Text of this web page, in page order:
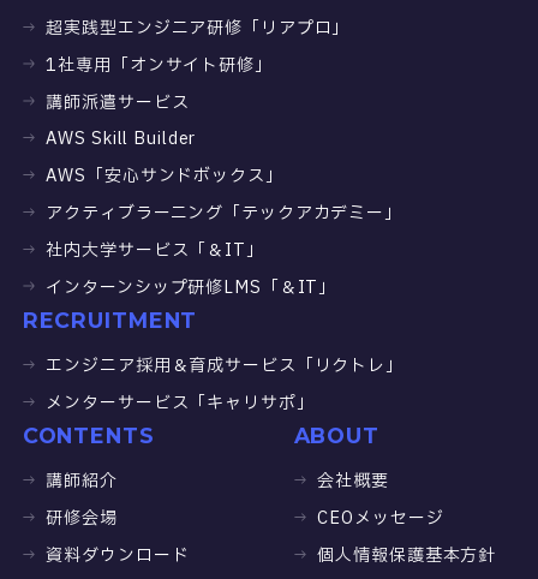
超実践型エンジニア研修「リアプロ」
1社専用「オンサイト研修」
講師派遣サービス
AWS Skill Builder
AWS「安心サンドボックス」
アクティブラーニング「テックアカデミー」
社内大学サービス「＆IT」
インターンシップ研修LMS「＆IT」
RECRUITMENT
エンジニア採用＆育成サービス「リクトレ」
メンターサービス「キャリサポ」
CONTENTS
講師紹介
研修会場
資料ダウンロード
ABOUT
会社概要
CEOメッセージ
個人情報保護基本方針